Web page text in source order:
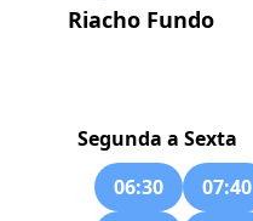
Riacho Fundo
Segunda a Sexta
06:30
07:40